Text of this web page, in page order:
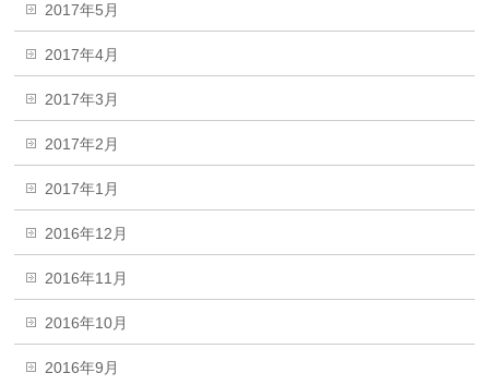
2017年5月
2017年4月
2017年3月
2017年2月
2017年1月
2016年12月
2016年11月
2016年10月
2016年9月